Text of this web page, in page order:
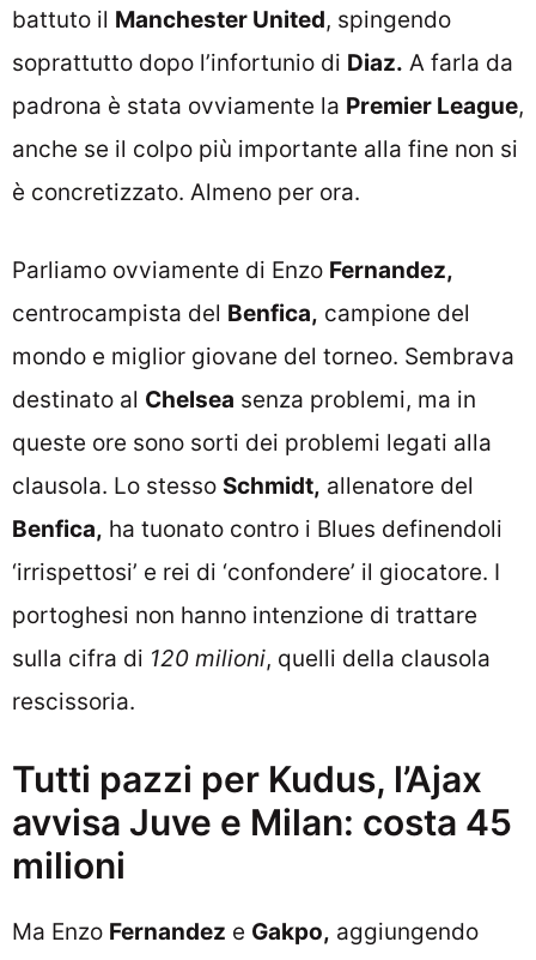
battuto il Manchester United, spingendo
soprattutto dopo l’infortunio di Diaz. A farla da
padrona è stata ovviamente la Premier League,
anche se il colpo più importante alla fine non si
è concretizzato. Almeno per ora.
Parliamo ovviamente di Enzo Fernandez,
centrocampista del Benfica, campione del
mondo e miglior giovane del torneo. Sembrava
destinato al Chelsea senza problemi, ma in
queste ore sono sorti dei problemi legati alla
clausola. Lo stesso Schmidt, allenatore del
Benfica, ha tuonato contro i Blues definendoli
‘irrispettosi’ e rei di ‘confondere’ il giocatore. I
portoghesi non hanno intenzione di trattare
sulla cifra di 120 milioni, quelli della clausola
rescissoria.
Tutti pazzi per Kudus, l’Ajax
avvisa Juve e Milan: costa 45
milioni
Ma Enzo Fernandez e Gakpo, aggiungendo